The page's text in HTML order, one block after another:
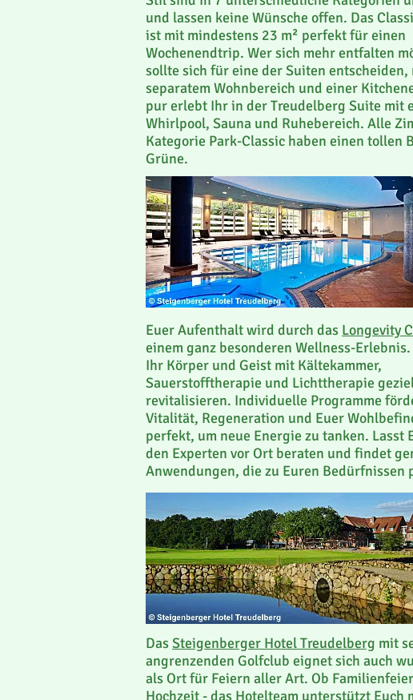
und lassen keine Wünsche offen. Das
ist mit mindestens 23 m² perfekt für einen
Wochenendtrip. Wer sich mehr entfalten
sollte sich für eine der Suiten entscheiden,
separatem Wohnbereich und einer
pur erlebt Ihr in der Treudelberg Suite mit
Whirlpool, Sauna und Ruhebereich. Alle
Kategorie Park-Classic haben einen tollen
Grüne.
Euer Aufenthalt wird durch das Longevity
einem ganz besonderen Wellness-
Ihr Körper und Geist mit Kältekammer,
Sauerstofftherapie und Lichttherapie
revitalisieren. Individuelle Programme
Vitalität, Regeneration und Euer
perfekt, um neue Energie zu tanken. Lasst
den Experten vor Ort beraten und findet
Anwendungen, die zu Euren Bedürfnissen
DasSteigenberger Hotel Treudelberg mit
angrenzenden Golfclub eignet sich auch
als Ort für Feiern aller Art. Ob
Hochzeit - das Hotelteam unterstützt Euch